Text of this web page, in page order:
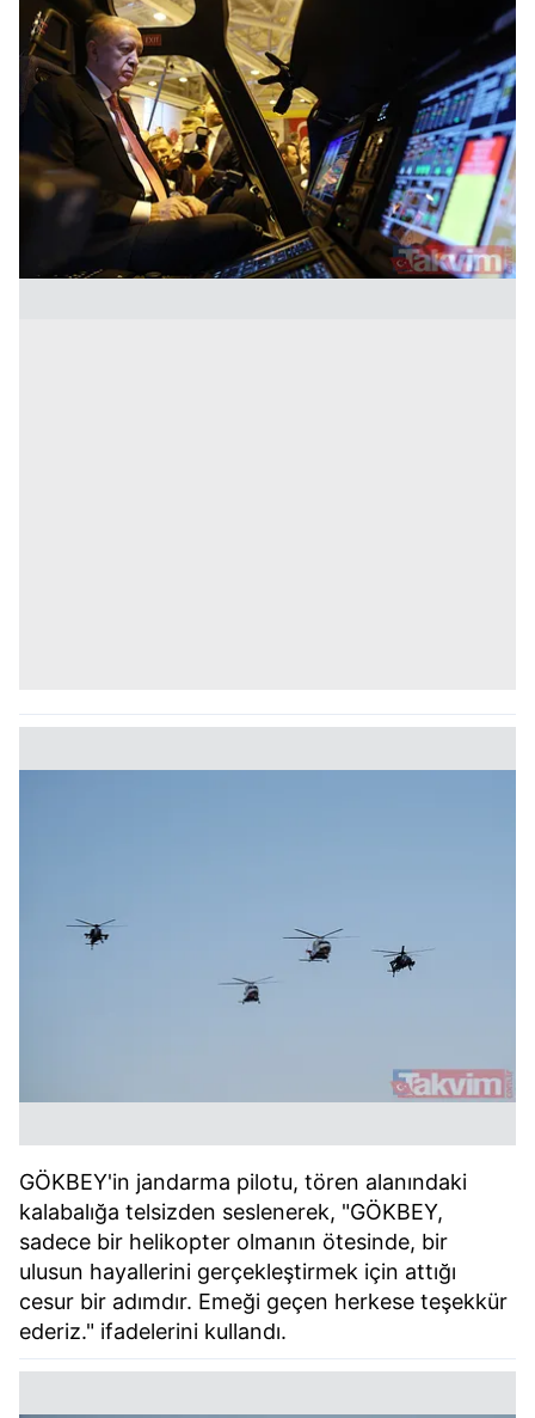
GÖKBEY'in jandarma pilotu, tören alanındaki
kalabalığa telsizden seslenerek, "GÖKBEY,
sadece bir helikopter olmanın ötesinde, bir
ulusun hayallerini gerçekleştirmek için attığı
cesur bir adımdır. Emeği geçen herkese teşekkür
ederiz." ifadelerini kullandı.